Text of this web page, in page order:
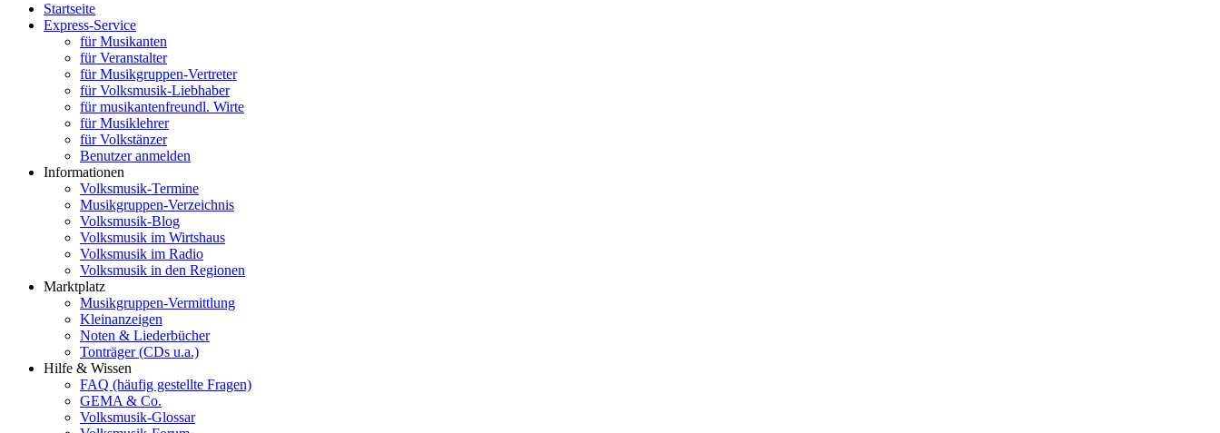
Startseite
Express-Service
für Musikanten
für Veranstalter
für Musikgruppen-Vertreter
für Volksmusik-Liebhaber
für musikantenfreundl. Wirte
für Musiklehrer
für Volkstänzer
Benutzer anmelden
Informationen
Volksmusik-Termine
Musikgruppen-Verzeichnis
Volksmusik-Blog
Volksmusik im Wirtshaus
Volksmusik im Radio
Volksmusik in den Regionen
Marktplatz
Musikgruppen-Vermittlung
Kleinanzeigen
Noten & Liederbücher
Tonträger (CDs u.a.)
Hilfe & Wissen
FAQ (häufig gestellte Fragen)
GEMA & Co.
Volksmusik-Glossar